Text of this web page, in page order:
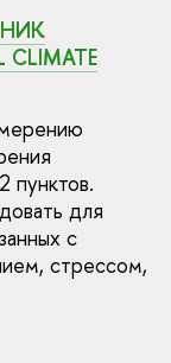
пунктов.
для
с
стрессом,